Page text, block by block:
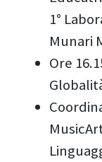
1°
Munari
Ore